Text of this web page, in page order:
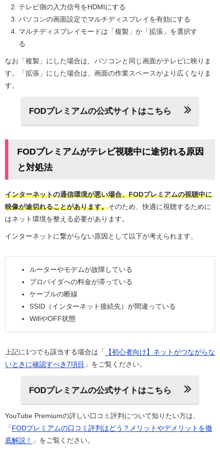
テレビ側の入力信号をHDMIにする
パソコンの画面設定でマルチディスプレイを有効にする
マルチディスプレイモードは「複製」か「拡張」を選択す
る
なお「複製」にした場合は、パソコンと同じ画面がテレビに映りま
す。「拡張」にした場合は、画面の作業スペースがより広くなりま
す。
FODプレミアムの公式サイトはこちら
FODプレミアムがテレビ視聴中に途切れる原因
と対処法
インターネットの通信環境が悪い場合、FODプレミアムの視聴中に
映像が途切れることがあります。そのため、快適に視聴するために
はネット環境を整える必要があります。
インターネットに繋がらない原因として以下が考えられます。
ルーターやモデムが故障している
プロバイダへの料金が滞っている
ケーブルの断線
SSID（インターネット接続先）が間違っている
WifiやOFF状態
上記に1つでも該当する場合は「
【初心者向け】ネットがつながらな
いときに確認すべき7項目 」をご覧ください。
FODプレミアムの公式サイトはこちら
YouTube Premiumの詳しい口コミ評判について知りたい方は、
「 FODプレミアムの口コミ評判はどう？メリットやデメリットを徹
底解説！
」をご覧ください。